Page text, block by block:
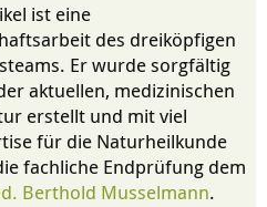
ist eine
des dreiköpfigen
Er wurde sorgfältig
aktuellen, medizinischen
erstellt und mit viel
für die Naturheilkunde
fachliche Endprüfung dem
Berthold Musselmann.